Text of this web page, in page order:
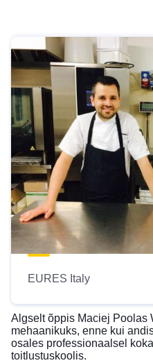
EURES Italy
Algselt õppis Maciej Poolas
mehaanikuks, enne kui
osales professionaalsel
toitlustuskoolis.